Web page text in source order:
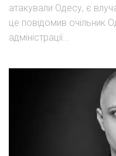
атакували Одесу, є
це повідомив очільник
адміністрації...